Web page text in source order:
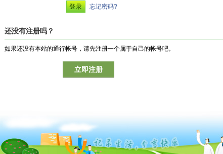
忘记密码?
还没有注册吗？
如果还没有本站的通行帐号，请先注册一个属于自己的帐号吧。
立即注册